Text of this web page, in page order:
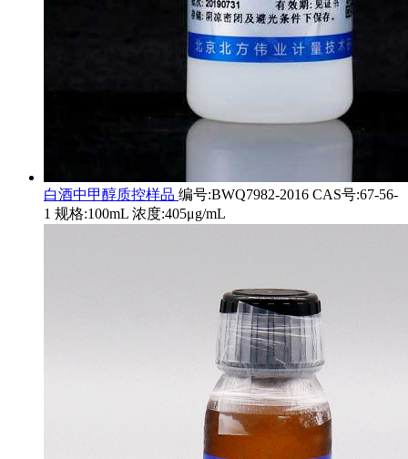
白酒中甲醇质控样品 编号:BWQ7982-2016 CAS号:67-56-
1 规格:100mL 浓度:405μg/mL